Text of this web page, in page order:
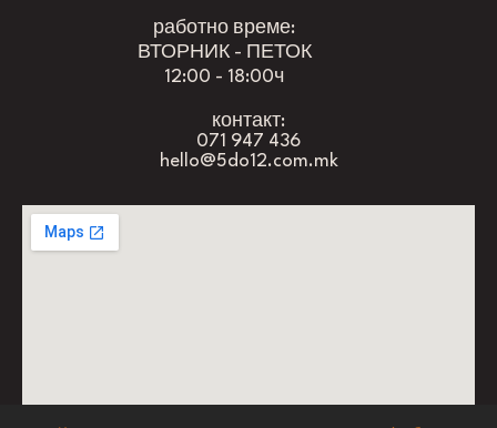
работно време:
ВТОРНИК - ПЕТОК
12:00 - 18:00ч
контакт:
071 947 436
hello@5do12.com.mk